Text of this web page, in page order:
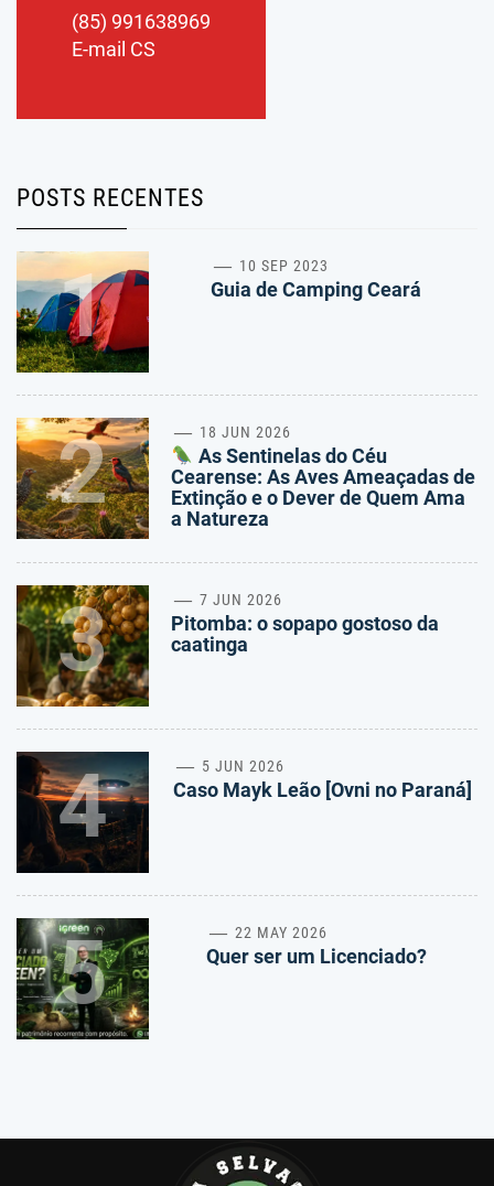
(85) 991638969
E-mail CS
POSTS RECENTES
1 10 SEP 2023
Guia de Camping Ceará
2 18 JUN 2026
As Sentinelas do Céu
Cearense: As Aves Ameaçadas de
Extinção e o Dever de Quem Ama
a Natureza
3 7 JUN 2026
Pitomba: o sopapo gostoso da
caatinga
4 5 JUN 2026
Caso Mayk Leão [Ovni no Paraná]
5 22 MAY 2026
Quer ser um Licenciado?